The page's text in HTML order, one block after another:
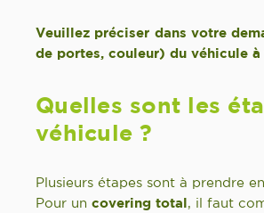
Veuillez préciser dans votre
de portes, couleur) du véhicule à
Quelles sont les
véhicule ?
Plusieurs étapes sont à prendre
Pour un covering total, il faut